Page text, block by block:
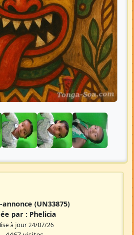
annonce (UN33875)
par : Phelicia
à jour 24/07/26